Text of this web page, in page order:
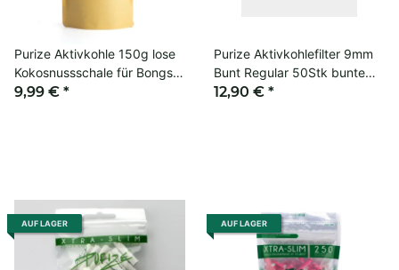
Purize Aktivkohle 150g lose
Kokosnussschale für Bongs &
Wasserpfeifen
9,99 € *
Purize Aktivkohlefilter 9mm
Bunt Regular 50Stk bunte
Filter Pfeife Joint
12,90 € *
AUF LAGER AUF LAGER